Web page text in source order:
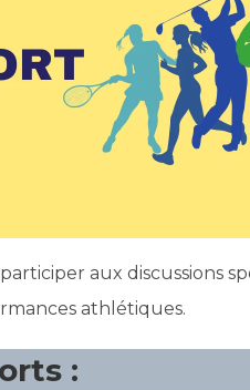
aux discussions
athlétiques.
: